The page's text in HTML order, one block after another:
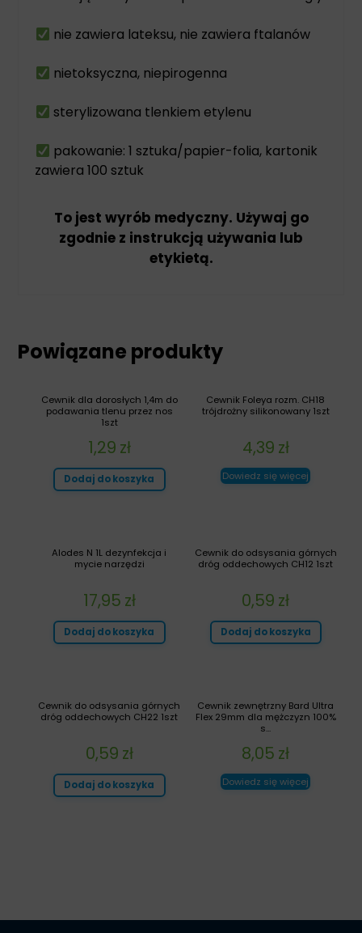
nie zawiera lateksu, nie zawiera ftalanów
nietoksyczna, niepirogenna
sterylizowana tlenkiem etylenu
pakowanie: 1 sztuka/papier-folia, kartonik
zawiera 100 sztuk
To jest wyrób medyczny. Używaj go
zgodnie z instrukcją używania lub
etykietą.
Powiązane produkty
Cewnik Foleya rozm. CH18
trójdrożny silikonowany 1szt
4,39 zł
Dowiedz się więcej
Cewnik dla dorosłych 1,4m do
podawania tlenu przez nos
1szt
1,29 zł
Dodaj do koszyka
Cewnik do odsysania górnych
dróg oddechowych CH12 1szt
0,59 zł
Dodaj do koszyka
Alodes N 1L dezynfekcja i
mycie narzędzi
17,95 zł
Dodaj do koszyka
Cewnik zewnętrzny Bard Ultra
Flex 29mm dla mężczyzn 100%
s...
8,05 zł
Dowiedz się więcej
Cewnik do odsysania górnych
dróg oddechowych CH22 1szt
0,59 zł
Dodaj do koszyka